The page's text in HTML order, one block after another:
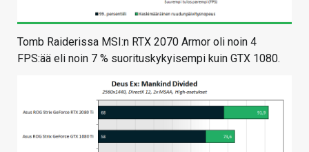
Tomb Raiderissa MSI:n RTX 2070 Armor oli noin 4
FPS:ää eli noin 7 % suorituskykyisempi kuin GTX 1080.